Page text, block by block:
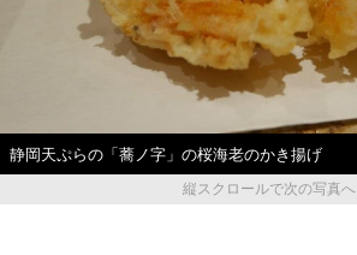
静岡天ぷらの「蕎ノ字」の桜海老のかき揚げ
縦スクロールで次の写真へ